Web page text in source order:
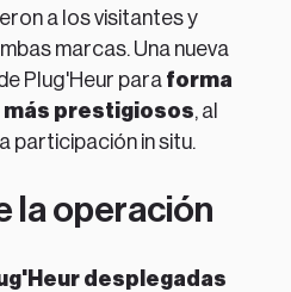
a los visitantes y
marcas. Una nueva
Plug'Heur para forma
prestigiosos, al
participación in situ.
la operación
desplegadas